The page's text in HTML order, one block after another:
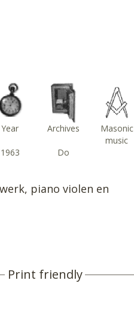
Year Archives
Masonic
music
1963 Do
piano violen en
Print friendly